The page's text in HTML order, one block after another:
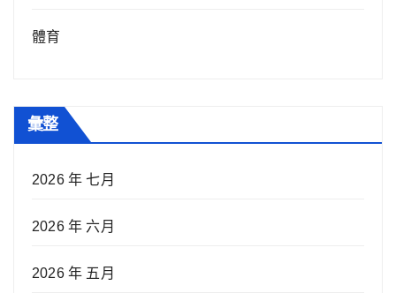
體育
彙整
2026 年 七月
2026 年 六月
2026 年 五月